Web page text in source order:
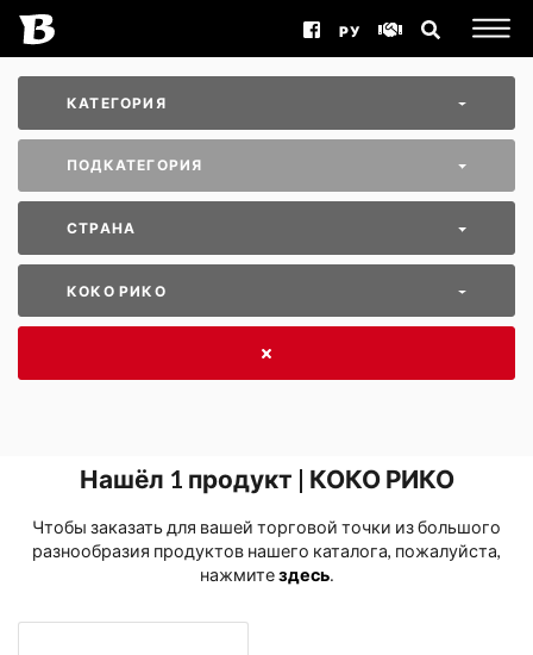
РУ
КАТЕГОРИЯ
ПОДКАТЕГОРИЯ
СТРАНА
КОКО РИКО
Нашёл 1 продукт | КОКО РИКО
Чтобы заказать для вашей торговой точки из большого
разнообразия продуктов нашего каталога, пожалуйста,
нажмитездесь․